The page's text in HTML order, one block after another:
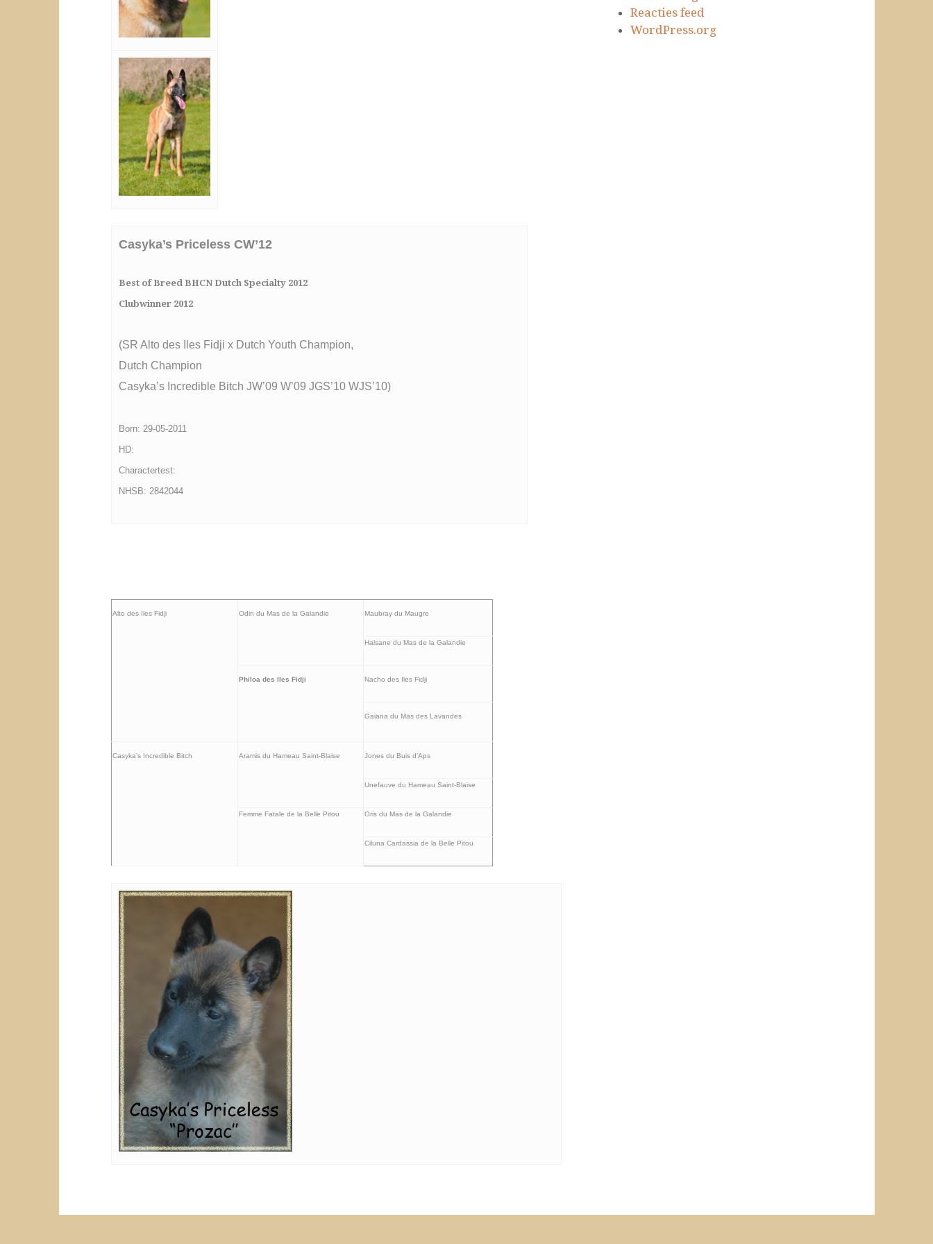
Casyka’s Priceless CW’12
Best of Breed BHCN Dutch Specialty 2012
Clubwinner 2012
(SR Alto des Iles Fidji x Dutch Youth Champion,
Dutch Champion
Casyka’s Incredible Bitch JW’09 W’09 JGS’10 WJS’10)
Born: 29-05-2011
HD:
Charactertest:
NHSB: 2842044
Alto des Iles Fidji Odin du Mas de la Galandie Maubray du Maugre
Halsane du Mas de la Galandie
Philoa des Iles Fidji Nacho des Iles Fidji
Gaiana du Mas des Lavandes
Casyka’s Incredible Bitch Aramis du Hameau Saint-Blaise Jones du Buis d’Aps
Unefauve du Hameau Saint-Blaise
Femme Fatale de la Belle Pitou Oris du Mas de la Galandie
Ciluna Cardassia de la Belle Pitou
Reacties feed
WordPress.org